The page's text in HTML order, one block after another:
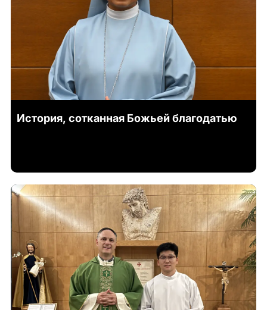
История, сотканная Божьей благодатью